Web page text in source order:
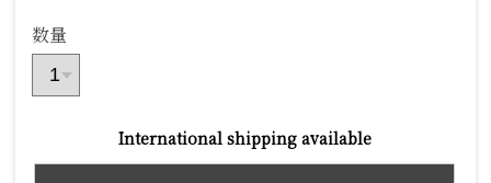
数量
International shipping available